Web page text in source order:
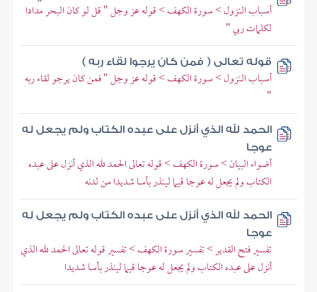
أسباب النزول > سورة الكهف > قوله عز وجل " قل لو كان البحر مدادا
لكلمات ربي "
قوله تعالى ( فمن كان يرجوا لقاء ربه )
أسباب النزول > سورة الكهف > قوله عز وجل " فمن كان يرجو لقاء ربه
"
الحمد لله الذي أنزل على عبده الكتاب ولم يجعل له
عوجا
أضواء البيان > سورة الكهف > قوله تعالى الحمد لله الذي أنزل على عبده
الكتاب ولم يجعل له عوجا قيما لينذر بأسا شديدا من لدنه
الحمد لله الذي أنزل على عبده الكتاب ولم يجعل له
عوجا
تفسير فتح القدير > تفسير سورة الكهف > تفسير قوله تعالى الحمد لله الذي
أنزل على عبده الكتاب ولم يجعل له عوجا قيما لينذر بأسا شديدا